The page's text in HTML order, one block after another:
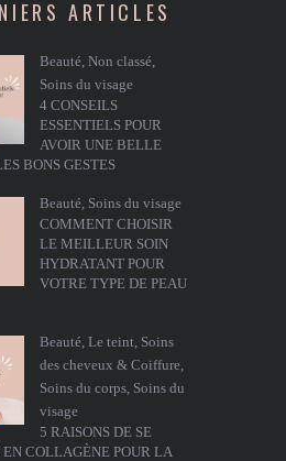
ARTICLES
Beauté Non classé
Soins du visage
4 CONSEILS
ESSENTIELS POUR
AVOIR UNE BELLE
BONS GESTES
Beauté Soins du visage
COMMENT CHOISIR
LE MEILLEUR SOIN
HYDRATANT POUR
VOTRE TYPE DE PEAU
Beauté Le teint Soins
des cheveux & Coiffure
Soins du corps, Soins du
visage
5 RAISONS DE SE
COLLAGÈNE POUR LA